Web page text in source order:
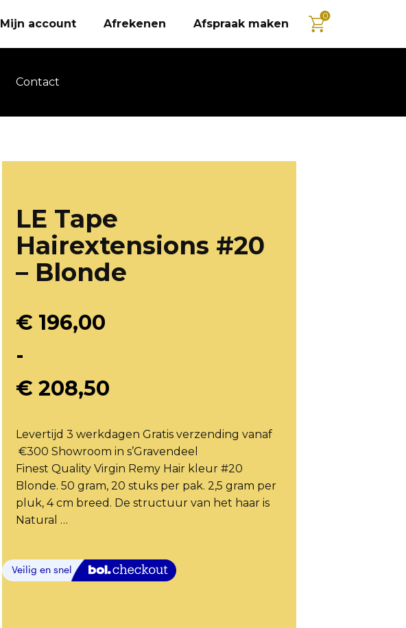
Mijn account Afrekenen Afspraak maken
0
Contact
LE Tape
Hairextensions #20
– Blonde
€ 196,00
-
€ 208,50
Levertijd 3 werkdagen Gratis verzending vanaf
€300 Showroom in s’Gravendeel
Finest Quality Virgin Remy Hair kleur #20
Blonde. 50 gram, 20 stuks per pak. 2,5 gram per
pluk, 4 cm breed. De structuur van het haar is
Natural …